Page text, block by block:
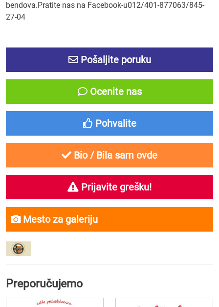
bendova.Pratite nas na Facebook-u012/401-877063/845-
27-04
Pošaljite poruku
Ocenite nas
Pohvalite
Bio / Bila sam ovde
Prijavite grešku!
Mesto za galeriju
Preporučujemo